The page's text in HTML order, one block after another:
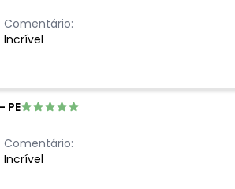
Comentário:
Incrível
PE
Comentário:
Incrível